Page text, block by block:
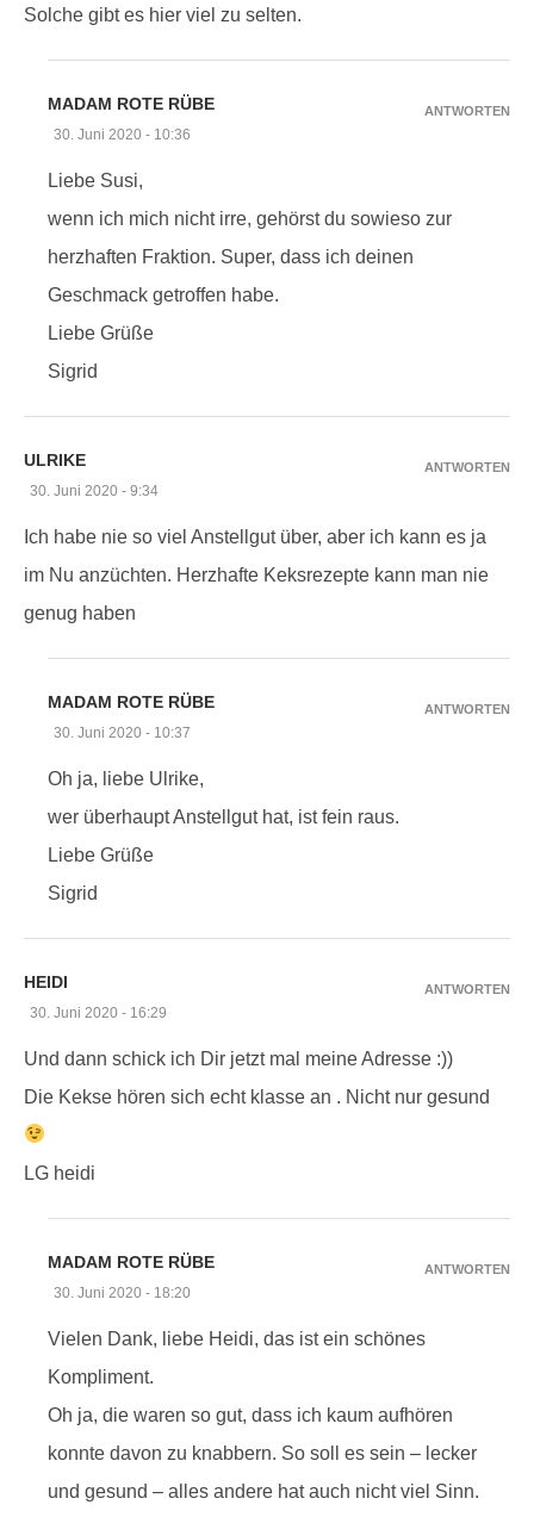
Solche gibt es hier viel zu selten.
MADAM ROTE RÜBE
30. Juni 2020 - 10:36
Liebe Susi,
wenn ich mich nicht irre, gehörst du sowieso zur
herzhaften Fraktion. Super, dass ich deinen
Geschmack getroffen habe.
Liebe Grüße
Sigrid
ANTWORTEN
ULRIKE
30. Juni 2020 - 9:34
Ich habe nie so viel Anstellgut über, aber ich kann es ja
im Nu anzüchten. Herzhafte Keksrezepte kann man nie
genug haben
ANTWORTEN
MADAM ROTE RÜBE
30. Juni 2020 - 10:37
Oh ja, liebe Ulrike,
wer überhaupt Anstellgut hat, ist fein raus.
Liebe Grüße
Sigrid
ANTWORTEN
HEIDI
30. Juni 2020 - 16:29
Und dann schick ich Dir jetzt mal meine Adresse :))
Die Kekse hören sich echt klasse an . Nicht nur gesund
LG heidi
ANTWORTEN
MADAM ROTE RÜBE
30. Juni 2020 - 18:20
Vielen Dank, liebe Heidi, das ist ein schönes
Kompliment.
Oh ja, die waren so gut, dass ich kaum aufhören
konnte davon zu knabbern. So soll es sein – lecker
und gesund – alles andere hat auch nicht viel Sinn.
ANTWORTEN